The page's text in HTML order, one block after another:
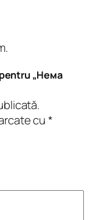
„Нема
cu*